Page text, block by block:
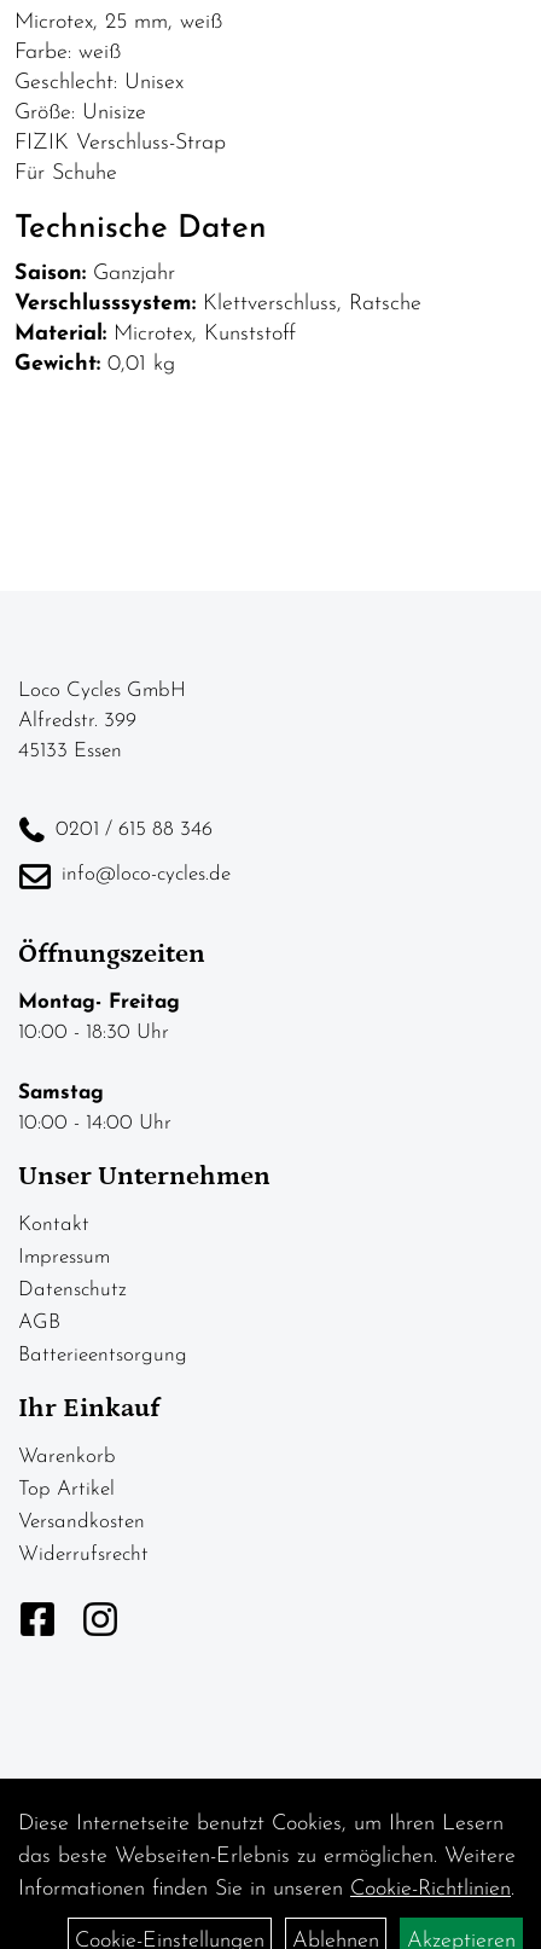
Microtex, 25 mm, weiß
Farbe: weiß
Geschlecht: Unisex
Größe: Unisize
FIZIK Verschluss-Strap
Für Schuhe
Technische Daten
Saison: Ganzjahr
Verschlusssystem: Klettverschluss, Ratsche
Material: Microtex, Kunststoff
Gewicht: 0,01 kg
Loco Cycles GmbH
Alfredstr. 399
45133 Essen
0201 / 615 88 346
info@loco-cycles.de
Öffnungszeiten
Montag- Freitag
10:00 - 18:30 Uhr
Samstag
10:00 - 14:00 Uhr
Unser Unternehmen
Kontakt
Impressum
Datenschutz
AGB
Batterieentsorgung
Ihr Einkauf
Warenkorb
Top Artikel
Versandkosten
Widerrufsrecht
Diese Internetseite benutzt Cookies, um Ihren Lesern
das beste Webseiten-Erlebnis zu ermöglichen. Weitere
Informationen finden Sie in unseren Cookie-Richtlinien.
Cookie-Einstellungen Ablehnen Akzeptieren
Auftrag widerrufen